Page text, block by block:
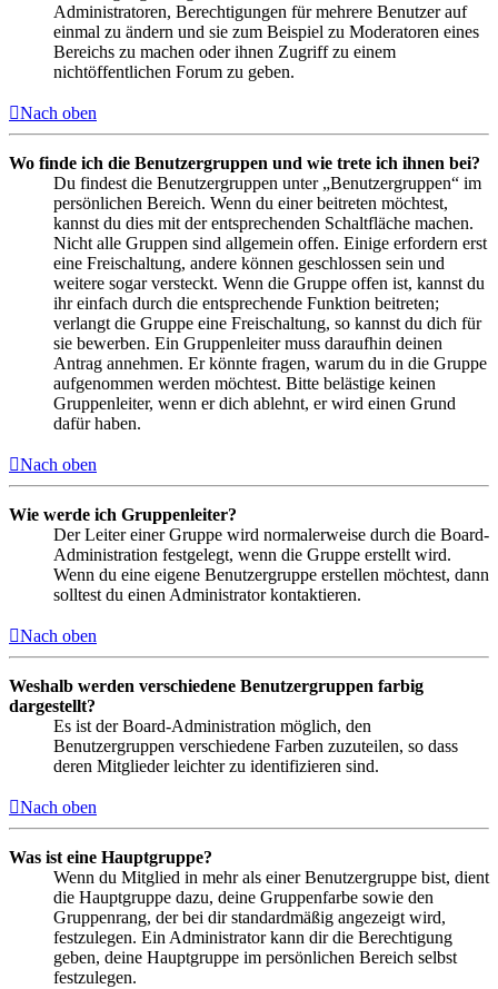
Administratoren, Berechtigungen für mehrere Benutzer auf
einmal zu ändern und sie zum Beispiel zu Moderatoren eines
Bereichs zu machen oder ihnen Zugriff zu einem
nichtöffentlichen Forum zu geben.
Nach oben
Wo finde ich die Benutzergruppen und wie trete ich ihnen bei?
Du findest die Benutzergruppen unter „Benutzergruppen“ im
persönlichen Bereich. Wenn du einer beitreten möchtest,
kannst du dies mit der entsprechenden Schaltfläche machen.
Nicht alle Gruppen sind allgemein offen. Einige erfordern erst
eine Freischaltung, andere können geschlossen sein und
weitere sogar versteckt. Wenn die Gruppe offen ist, kannst du
ihr einfach durch die entsprechende Funktion beitreten;
verlangt die Gruppe eine Freischaltung, so kannst du dich für
sie bewerben. Ein Gruppenleiter muss daraufhin deinen
Antrag annehmen. Er könnte fragen, warum du in die Gruppe
aufgenommen werden möchtest. Bitte belästige keinen
Gruppenleiter, wenn er dich ablehnt, er wird einen Grund
dafür haben.
Nach oben
Wie werde ich Gruppenleiter?
Der Leiter einer Gruppe wird normalerweise durch die Board-
Administration festgelegt, wenn die Gruppe erstellt wird.
Wenn du eine eigene Benutzergruppe erstellen möchtest, dann
solltest du einen Administrator kontaktieren.
Nach oben
Weshalb werden verschiedene Benutzergruppen farbig
dargestellt?
Es ist der Board-Administration möglich, den
Benutzergruppen verschiedene Farben zuzuteilen, so dass
deren Mitglieder leichter zu identifizieren sind.
Nach oben
Was ist eine Hauptgruppe?
Wenn du Mitglied in mehr als einer Benutzergruppe bist, dient
die Hauptgruppe dazu, deine Gruppenfarbe sowie den
Gruppenrang, der bei dir standardmäßig angezeigt wird,
festzulegen. Ein Administrator kann dir die Berechtigung
geben, deine Hauptgruppe im persönlichen Bereich selbst
festzulegen.